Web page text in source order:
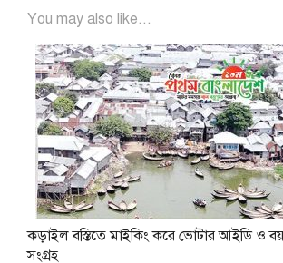
You may also like...
কড়াইল বস্তিতে মাইকিং করে ভোটার আইডি ও
সংগ্রহ